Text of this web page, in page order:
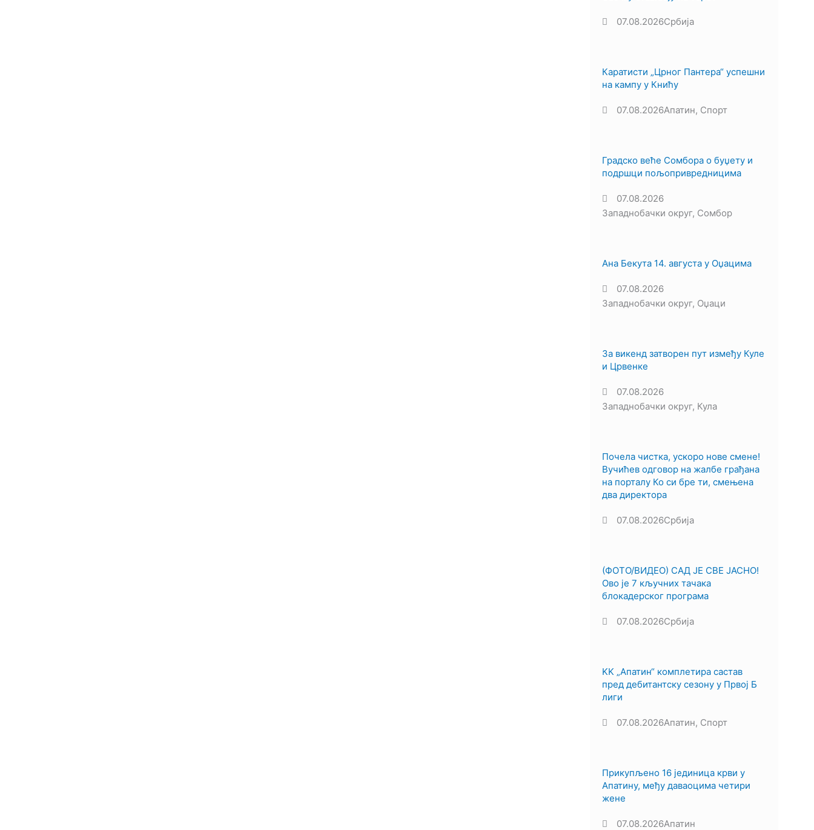
07.08.2026Србија
Каратисти „Црног Пантера“ успешни
на кампу у Книћу
07.08.2026Апатин, Спорт
Градско веће Сомбора о буџету и
подршци пољопривредницима
07.08.2026
Западнобачки округ, Сомбор
Ана Бекута 14. августа у Оџацима
07.08.2026
Западнобачки округ, Оџаци
За викенд затворен пут између Куле
и Црвенке
07.08.2026
Западнобачки округ, Кула
Почела чистка, ускоро нове смене!
Вучићев одговор на жалбе грађана
на порталу Ко си бре ти, смењена
два директора
07.08.2026Србија
(ФОТО/ВИДЕО) САД ЈЕ СВЕ ЈАСНО!
Ово је 7 кључних тачака
блокадерског програма
07.08.2026Србија
KK „Апатин“ комплетира састав
пред дебитантску сезону у Првој Б
лиги
07.08.2026Апатин, Спорт
Прикупљено 16 јединица крви у
Апатину, међу даваоцима четири
жене
07.08.2026Апатин